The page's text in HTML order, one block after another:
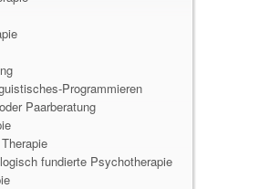
Programmieren
Paarberatung
fundierte Psychotherapie